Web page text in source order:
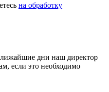
на обработку
дни наш директор
если это необходимо